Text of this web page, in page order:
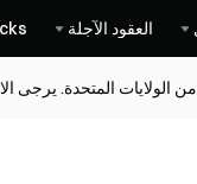
العقود الآجلة
الولايات المتحدة. يرجى